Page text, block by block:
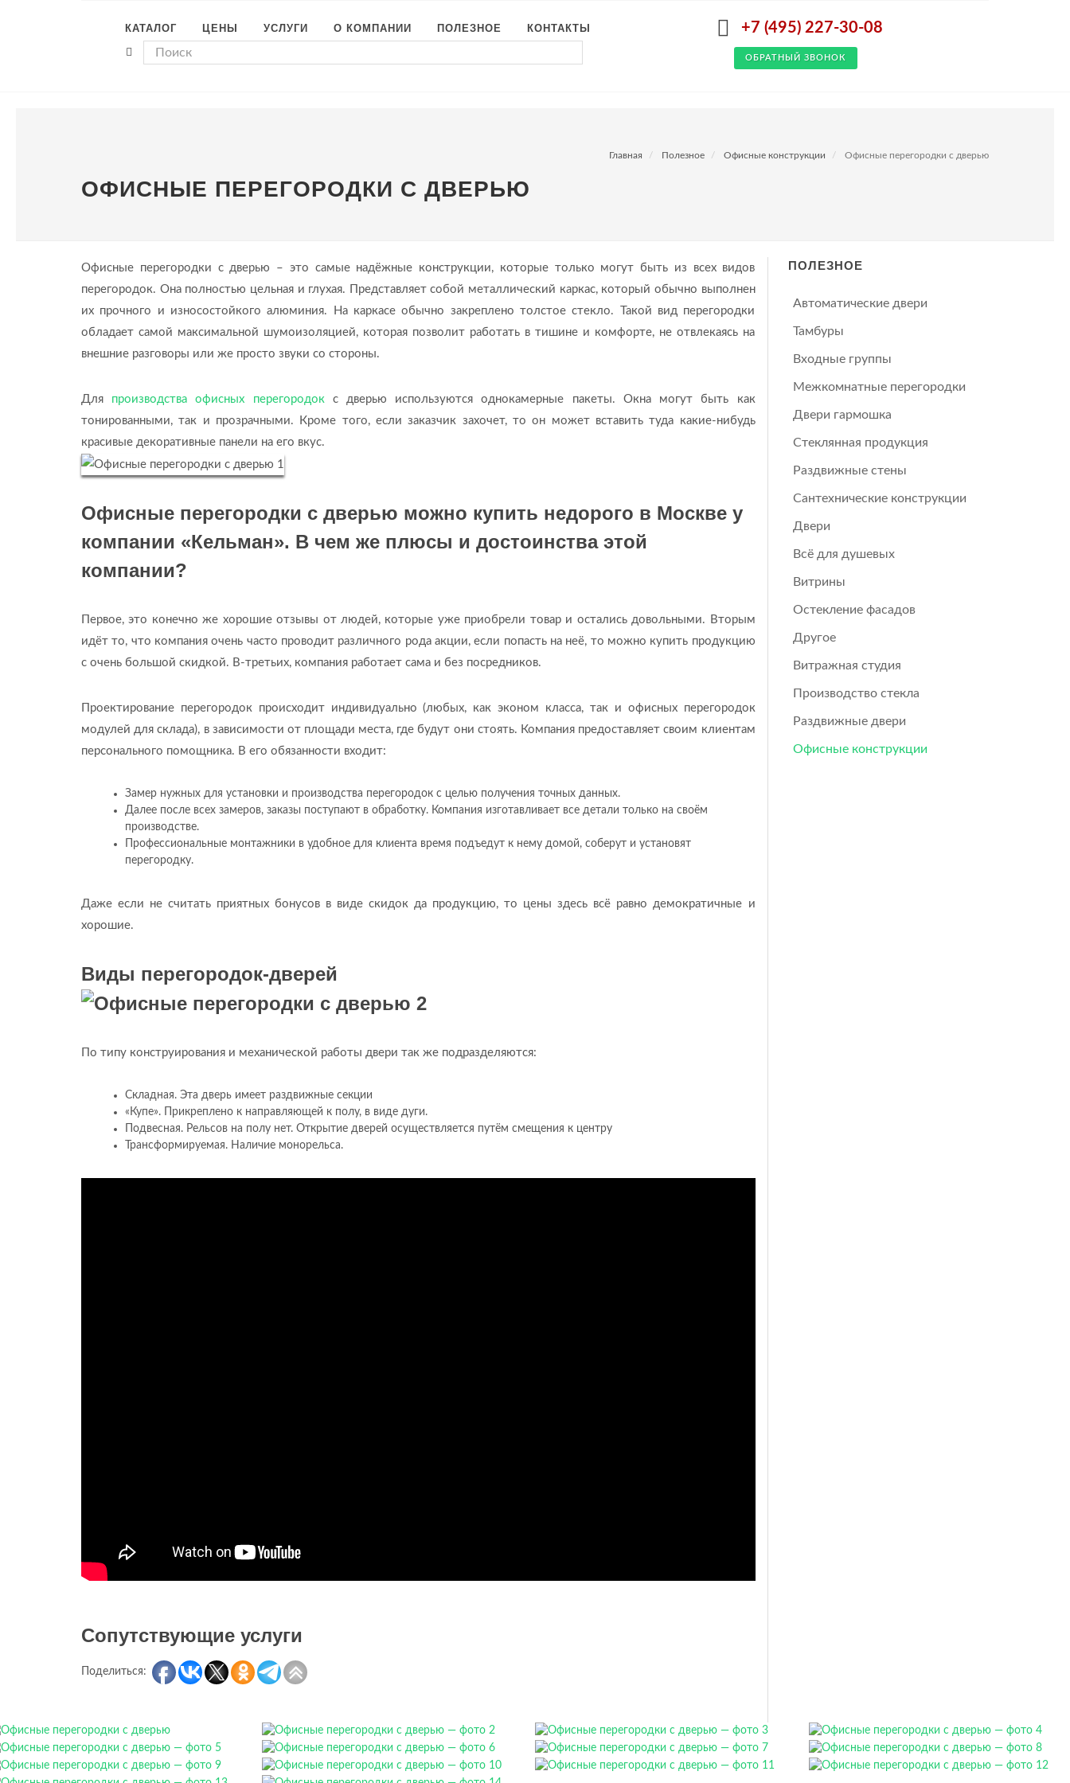
КАТАЛОГ ЦЕНЫ УСЛУГИ О КОМПАНИИ ПОЛЕЗНОЕ КОНТАКТЫ +7 (495) 227-30-08
ОБРАТНЫЙ ЗВОНОК
Главная Полезное Офисные конструкции Офисные перегородки с дверью
ОФИСНЫЕ ПЕРЕГОРОДКИ С ДВЕРЬЮ
Офисные перегородки с дверью – это самые надёжные конструкции, которые только могут быть из всех видов
перегородок. Она полностью цельная и глухая. Представляет собой металлический каркас, который обычно выполнен
их прочного и износостойкого алюминия. На каркасе обычно закреплено толстое стекло. Такой вид перегородки
обладает самой максимальной шумоизоляцией, которая позволит работать в тишине и комфорте, не отвлекаясь на
внешние разговоры или же просто звуки со стороны.
Для производства офисных перегородокс дверью используются однокамерные пакеты. Окна могут быть как
тонированными, так и прозрачными. Кроме того, если заказчик захочет, то он может вставить туда какие-нибудь
красивые декоративные панели на его вкус.
Офисные перегородки с дверью можно купить недорого в Москве у
компании «Кельман». В чем же плюсы и достоинства этой
компании?
Первое, это конечно же хорошие отзывы от людей, которые уже приобрели товар и остались довольными. Вторым
идёт то, что компания очень часто проводит различного рода акции, если попасть на неё, то можно купить продукцию
с очень большой скидкой. В-третьих, компания работает сама и без посредников.
Проектирование перегородок происходит индивидуально (любых, как эконом класса, так и офисных перегородок
модулей для склада), в зависимости от площади места, где будут они стоять. Компания предоставляет своим клиентам
персонального помощника. В его обязанности входит:
Замер нужных для установки и производства перегородок с целью получения точных данных.
Далее после всех замеров, заказы поступают в обработку. Компания изготавливает все детали только на своём
производстве.
Профессиональные монтажники в удобное для клиента время подъедут к нему домой, соберут и установят
перегородку.
Даже если не считать приятных бонусов в виде скидок да продукцию, то цены здесь всё равно демократичные и
хорошие.
Виды перегородок-дверей
По типу конструирования и механической работы двери так же подразделяются:
Складная. Эта дверь имеет раздвижные секции
«Купе». Прикреплено к направляющей к полу, в виде дуги.
Подвесная. Рельсов на полу нет. Открытие дверей осуществляется путём смещения к центру
Трансформируемая. Наличие монорельса.
Сопутствующие услуги
Поделиться:
ПОЛЕЗНОЕ
Автоматические двери
Тамбуры
Входные группы
Межкомнатные перегородки
Двери гармошка
Стеклянная продукция
Раздвижные стены
Сантехнические конструкции
Двери
Всё для душевых
Витрины
Остекление фасадов
Другое
Витражная студия
Производство стекла
Раздвижные двери
Офисные конструкции